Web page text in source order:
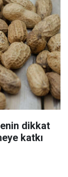
dikkat
katkı